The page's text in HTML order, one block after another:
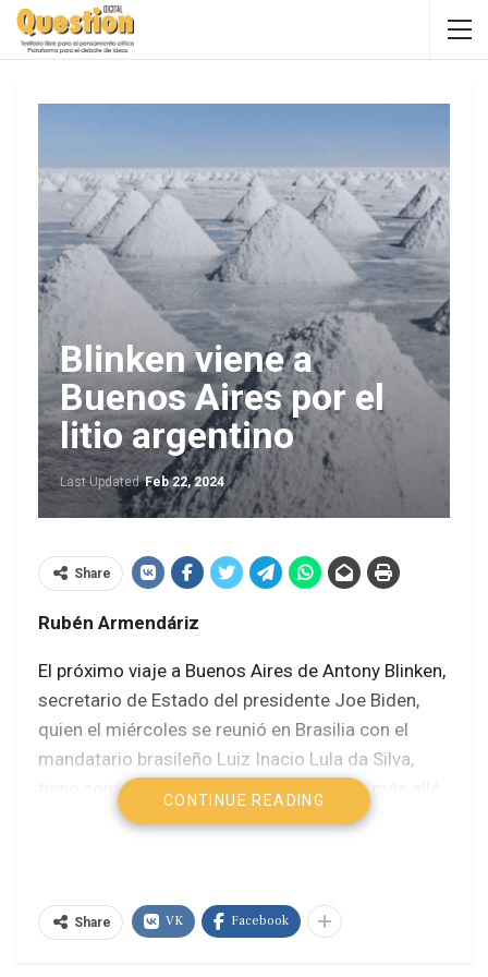
Blinken viene a
Buenos Aires por el
litio argentino
Last UpdatedFeb 22, 2024
Share
Rubén Armendáriz
El próximo viaje a Buenos Aires de Antony Blinken,
secretario de Estado del presidente Joe Biden,
quien el miércoles se reunió en Brasilia con el
mandatario brasileño Luiz Inacio Lula da Silva,
tiene como meta afianzar el vínculo que, más allá
de las disparidades ideológicas, la administración
Pero, dejando atrás los versos sobre gobernanza
CONTINUE READING
Share VK Facebook